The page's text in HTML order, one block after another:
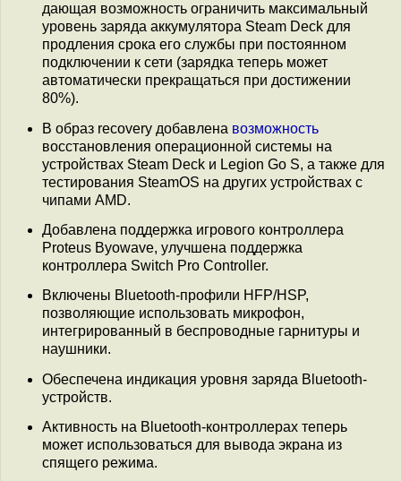
дающая возможность ограничить максимальный
уровень заряда аккумулятора Steam Deck для
продления срока его службы при постоянном
подключении к сети (зарядка теперь может
автоматически прекращаться при достижении
80%).
В образ recovery добавлена возможность
восстановления операционной системы на
устройствах Steam Deck и Legion Go S, а также для
тестирования SteamOS на других устройствах с
чипами AMD.
Добавлена поддержка игрового контроллера
Proteus Byowave, улучшена поддержка
контроллера Switch Pro Controller.
Включены Bluetooth-профили HFP/HSP,
позволяющие использовать микрофон,
интегрированный в беспроводные гарнитуры и
наушники.
Обеспечена индикация уровня заряда Bluetooth-
устройств.
Активность на Bluetooth-контроллерах теперь
может использоваться для вывода экрана из
спящего режима.